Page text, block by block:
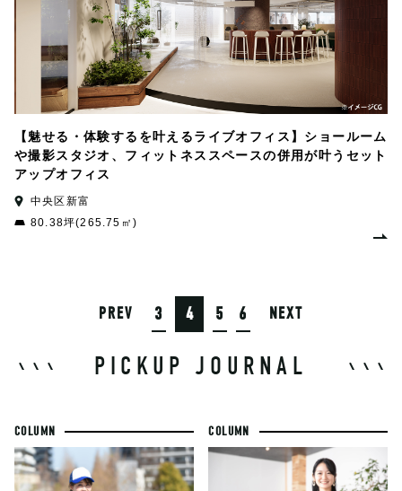
【魅せる・体験するを叶えるライブオフィス】ショールーム
や撮影スタジオ、フィットネススペースの併用が叶うセット
アップオフィス
中央区新富
80.38坪(265.75㎡)
PREV 3 4 5 6 NEXT
PICKUP JOURNAL
COLUMN COLUMN